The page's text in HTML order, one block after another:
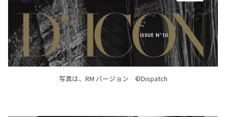
写真は、RM バージョン ©Dispatch